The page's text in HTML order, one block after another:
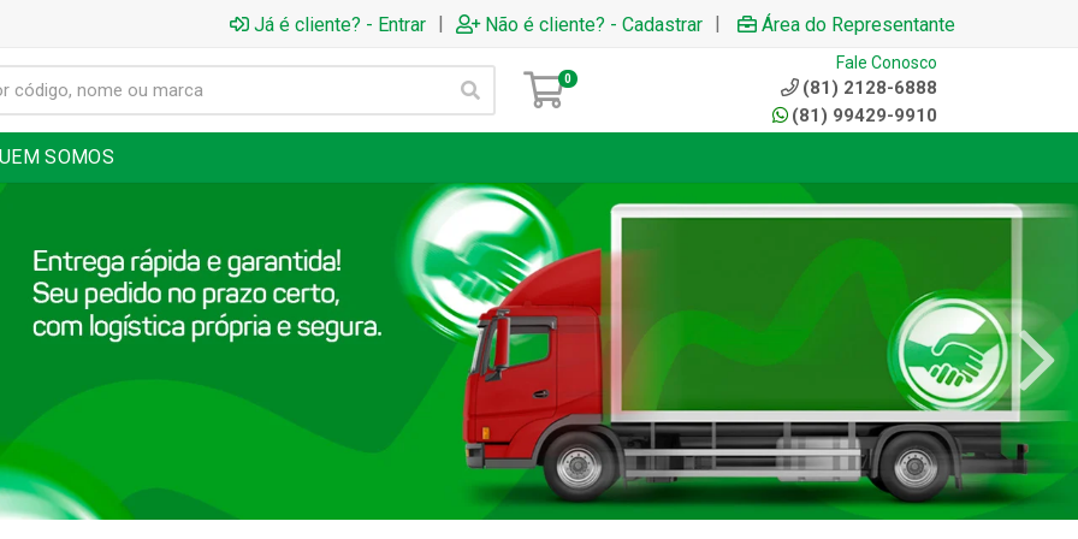
Já é cliente? - Entrar | Não é cliente? - Cadastrar | Área do Representante
0
Fale Conosco
(81) 2128-6888
(81) 99429-9910
SOMOS